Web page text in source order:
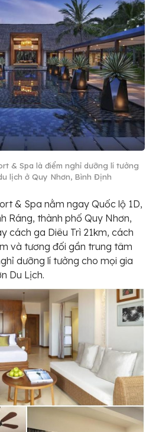
& Spa là điểm nghỉ dưỡng lí tưởng
lịch ở Quy Nhơn, Bình Định
& Spa nằm ngay Quốc lộ 1D,
Ráng, thành phố Quy Nhơn,
cách ga Diêu Trì 21km, cách
và tương đối gần trung tâm
dưỡng lí tưởng cho mọi gia
Du Lịch.